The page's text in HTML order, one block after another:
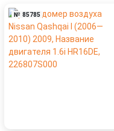
№ 85785